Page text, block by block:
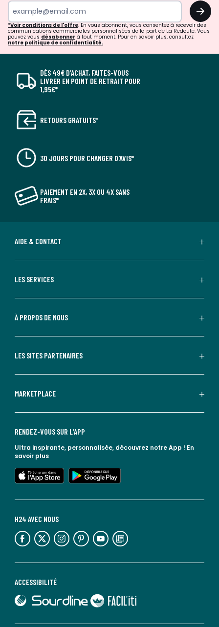
OK
*Voir conditions de l'offre. En vous abonnant, vous consentez à recevoir des
communications commerciales personnalisées de la part de La Redoute. Vous
pouvez vous désabonner à tout moment. Pour en savoir plus, consultez
notre politique de confidentialité.
DÈS 49€ D’ACHAT, FAITES-VOUS
LIVRER EN POINT DE RETRAIT POUR
1,95€*
RETOURS GRATUITS*
30 JOURS POUR CHANGER D'AVIS*
PAIEMENT EN 2X, 3X OU 4X SANS
FRAIS*
AIDE & CONTACT
LES SERVICES
À PROPOS DE NOUS
LES SITES PARTENAIRES
MARKETPLACE
ACCESSIBILITÉ
lien vers Sourdline
lien vers Faciliti
H24 AVEC NOUS
lien vers l'espace réseaux sociaux lien vers l'espace réseaux sociaux lien vers l'espace réseaux sociaux lien vers l'espace réseaux sociaux lien vers l'espace réseaux sociaux lien vers le blog la redoute
RENDEZ-VOUS SUR L'APP
Ultra inspirante, personnalisée, découvrez notre App ! En
savoir plus
lien vers l'app store
lien vers google play